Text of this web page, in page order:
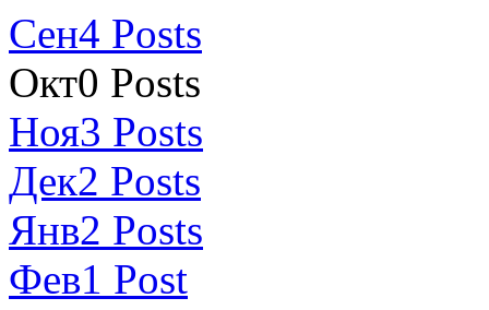
Сен4 Posts
Окт0 Posts
Ноя3 Posts
Дек2 Posts
Янв2 Posts
Фев1 Post